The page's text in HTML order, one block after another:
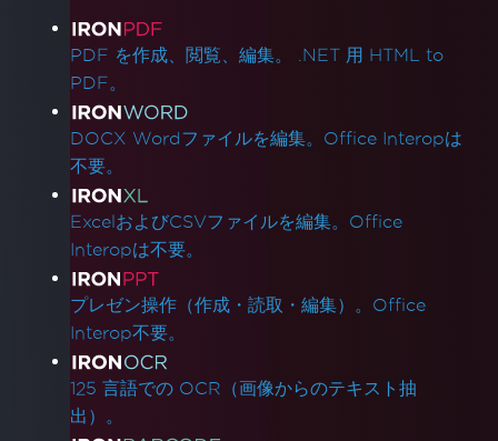
IronCefSubprocess
ローカルマシンでAzure Functionsプロジェク
トをデバッグ
Windows Nano Server / Servercoreでは.Net6
でSystem.Drawingはサポートされていません
IronPDFランタイムフォルダー
ソフトウェアプログラムインストーラーに
IronPDFを追加
Red Hat Enterprise Linux (RHEL)のサポート
Azure App Service Linux - Chromeレンダラ
ーがコールドスタートで失敗
AzureコンテナでのgRPC接続エラーの修正
Azure関数をデプロイする際のAzureパイプライ
ンエラーを解決
WEBSITE_RUN_FROM_PACKAGEを使用し
製品リンク
PDF を作成、閲覧、編集。 .NET 用 HTML to
PDF。
DOCX Wordファイルを編集。Office Interopは
不要。
ExcelおよびCSVファイルを編集。Office
Interopは不要。
プレゼン操作（作成・読取・編集）。Office
Interop不要。
125 言語での OCR（画像からのテキスト抽
出）。